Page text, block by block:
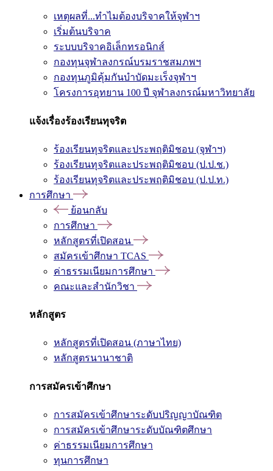
เหตุผลที่...ทำไมต้องบริจาคให้จุฬาฯ
เริ่มต้นบริจาค
ระบบบริจาคอิเล็กทรอนิกส์
กองทุนจุฬาลงกรณ์บรมราชสมภพฯ
กองทุนภูมิคุ้มกันบำบัดมะเร็งจุฬาฯ
โครงการอุทยาน 100 ปี จุฬาลงกรณ์มหาวิทยาลัย
แจ้งเรื่องร้องเรียนทุจริต
ร้องเรียนทุจริตและประพฤติมิชอบ (จุฬาฯ)
ร้องเรียนทุจริตและประพฤติมิชอบ (ป.ป.ช.)
ร้องเรียนทุจริตและประพฤติมิชอบ (ป.ป.ท.)
การศึกษา
ย้อนกลับ
การศึกษา
หลักสูตรที่เปิดสอน
สมัครเข้าศึกษา TCAS
ค่าธรรมเนียมการศึกษา
คณะและสำนักวิชา
หลักสูตร
หลักสูตรที่เปิดสอน (ภาษาไทย)
หลักสูตรนานาชาติ
การสมัครเข้าศึกษา
การสมัครเข้าศึกษาระดับปริญญาบัณฑิต
การสมัครเข้าศึกษาระดับบัณฑิตศึกษา
ค่าธรรมเนียมการศึกษา
ทุนการศึกษา